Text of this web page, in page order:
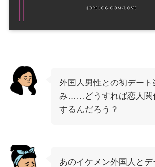
外国人男性との初デート
み……どうすれば恋人関
するんだろう？
あのイケメン外国人とデ